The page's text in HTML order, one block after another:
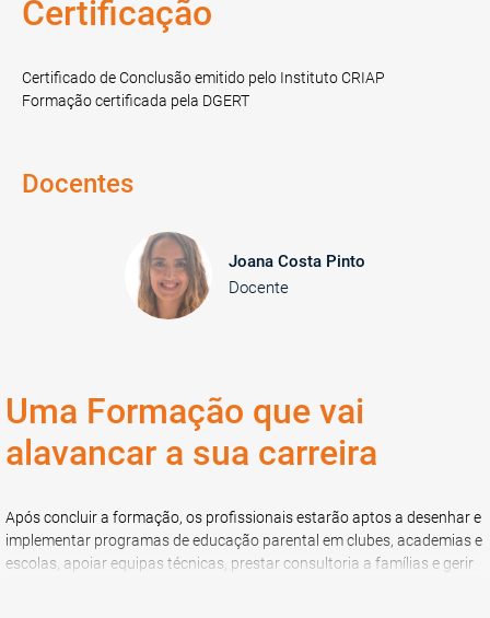
Certificação
Certificado de Conclusão emitido pelo Instituto CRIAP
Formação certificada pela DGERT
Docentes
Joana Costa Pinto
Docente
Uma Formação que vai
alavancar a sua carreira
Após concluir a formação, os profissionais estarão aptos a desenhar e
implementar programas de educação parental em clubes, academias e
escolas, apoiar equipas técnicas, prestar consultoria a famílias e gerir